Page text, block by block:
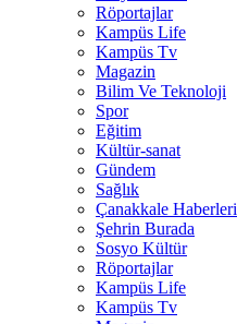
Röportajlar
Kampüs Life
Kampüs Tv
Magazin
Bilim Ve Teknoloji
Spor
Eğitim
Kültür-sanat
Gündem
Sağlık
Çanakkale Haberleri
Şehrin Burada
Sosyo Kültür
Röportajlar
Kampüs Life
Kampüs Tv